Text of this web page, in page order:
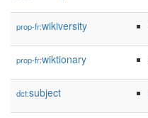
prop-fr:wikiversity
prop-fr:wiktionary
dct:subject